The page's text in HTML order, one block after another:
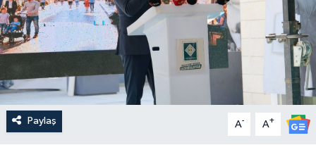
Paylaş A- A+